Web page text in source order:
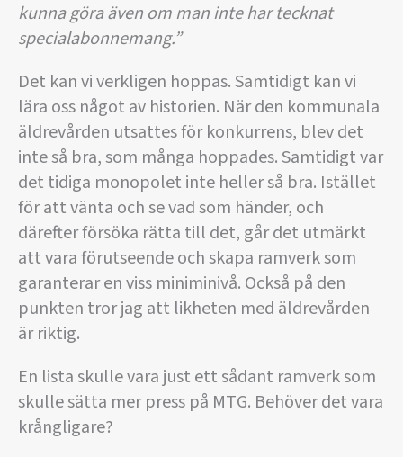
kunna göra även om man inte har tecknat
specialabonnemang.”
Det kan vi verkligen hoppas. Samtidigt kan vi
lära oss något av historien. När den kommunala
äldrevården utsattes för konkurrens, blev det
inte så bra, som många hoppades. Samtidigt var
det tidiga monopolet inte heller så bra. Istället
för att vänta och se vad som händer, och
därefter försöka rätta till det, går det utmärkt
att vara förutseende och skapa ramverk som
garanterar en viss miniminivå. Också på den
punkten tror jag att likheten med äldrevården
är riktig.
En lista skulle vara just ett sådant ramverk som
skulle sätta mer press på MTG. Behöver det vara
krångligare?